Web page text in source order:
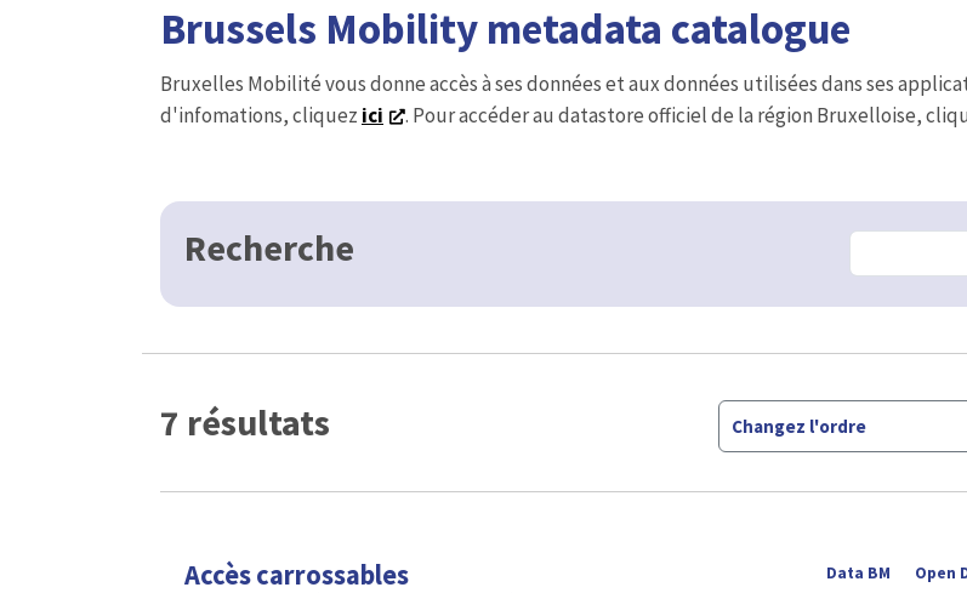
Brussels Mobility metadata catalogue
Bruxelles Mobilité vous donne accès à ses données et aux données utilisées dans ses
d'infomations, cliquez ici . Pour accéder au datastore officiel de la région Bruxelloise,
Recherche
7 résultats Changez l'ordre
Accès carrossables Open
Data BM